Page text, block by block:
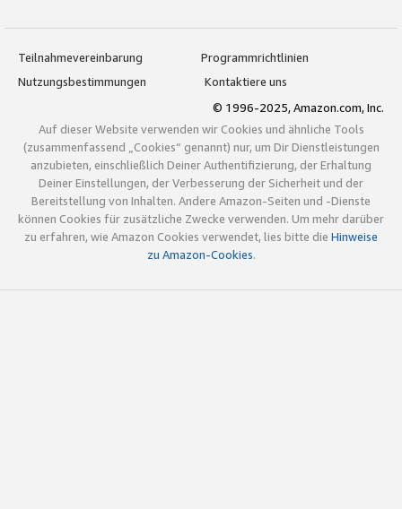
Teilnahmevereinbarung
Programmrichtlinien
Nutzungsbestimmungen
Kontaktiere uns
© 1996-2025, Amazon.com, Inc.
Auf dieser Website verwenden wir Cookies und ähnliche Tools
(zusammenfassend „Cookies“ genannt) nur, um Dir Dienstleistungen
anzubieten, einschließlich Deiner Authentifizierung, der Erhaltung
Deiner Einstellungen, der Verbesserung der Sicherheit und der
Bereitstellung von Inhalten. Andere Amazon-Seiten und -Dienste
können Cookies für zusätzliche Zwecke verwenden. Um mehr darüber
zu erfahren, wie Amazon Cookies verwendet, lies bitte die Hinweise
zu Amazon-Cookies.